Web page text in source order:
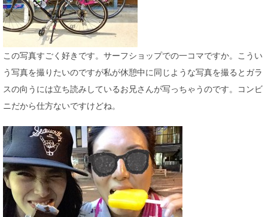
この写真すごく好きです。サーフショップでの一コマですか。こうい
う写真を撮りたいのですが私が休憩中に同じような写真を撮るとガラ
スの向うには立ち読みしているお兄さんが写っちゃうのです。コンビ
ニだから仕方ないですけどね。